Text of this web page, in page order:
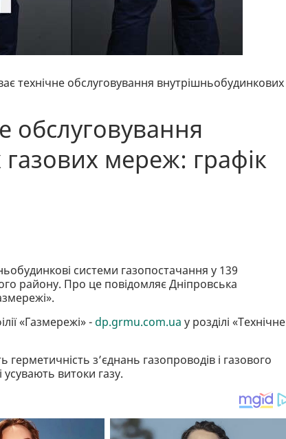
технічне обслуговування внутрішньобудинкових
обслуговування
мереж: графік
системи газопостачання у 139
району. Про це повідомляє Дніпровська
«Газмережі» - dp.grmu.com.ua у розділі «Технічне
герметичність з’єднань газопроводів і газового
витоки газу.